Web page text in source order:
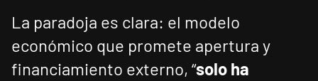
La paradoja es clara: el modelo
económico que promete apertura y
financiamiento externo, “solo ha